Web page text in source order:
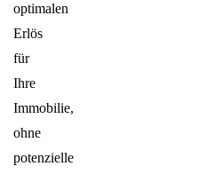
optimalen
Erlös
für
Ihre
Immobilie,
ohne
potenzielle